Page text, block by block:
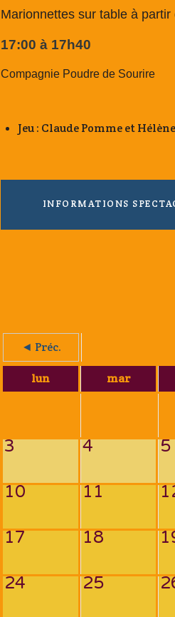
Marionnettes sur table à partir
17:00 à 17h40
Compagnie Poudre de Sourire
Jeu : Claude Pomme et
INFORMATIONS
◄ Préc.
lun mar
3 4 5
10 11
17 18
24 25